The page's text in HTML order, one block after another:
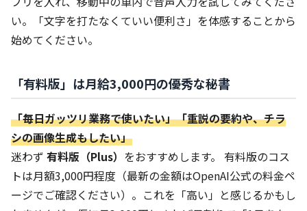
い。「文字を打たなくていい便利さ」を体感することから
始めてください。
「有料版」は月給3,000円の優秀な秘書
「毎日ガッツリ業務で使いたい」「重説の要約や、チラ
シの画像生成もしたい」
迷わず 有料版（Plus） をおすすめします。 有料版のコス
トは月額3,000円程度（最新の金額はOpenAI公式の料金ペ
ージでご確認ください）。これを「高い」と感じるかもし